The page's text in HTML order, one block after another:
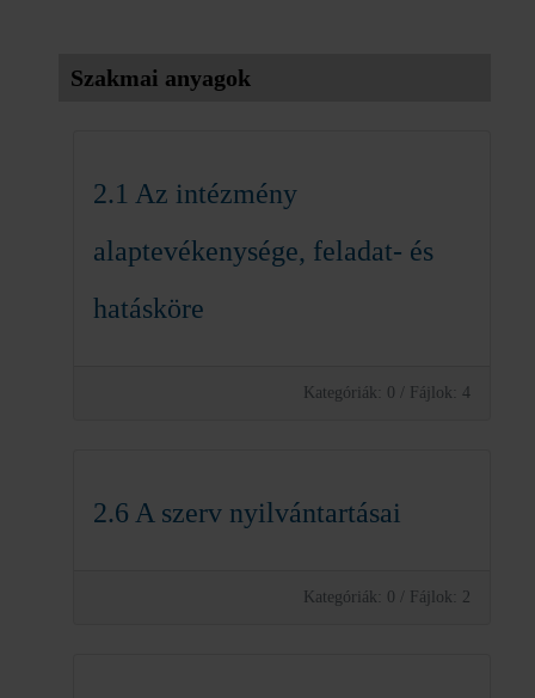
Szakmai anyagok
2.1 Az intézmény
alaptevékenysége, feladat- és
hatásköre
Kategóriák: 0 / Fájlok: 4
2.6 A szerv nyilvántartásai
Kategóriák: 0 / Fájlok: 2